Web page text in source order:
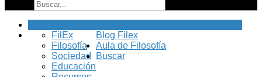
Blog Filex
FilEx
Filosofía
Sociedad
Educación
Aula de Filosofía
Buscar